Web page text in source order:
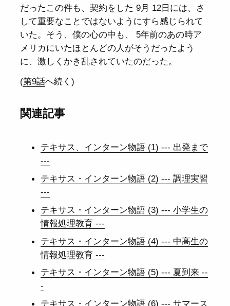
だったこの件も、契約をした 9月 12日には、さ
して重要なことではないようにすら感じられて
いた。そう、僕の心の中も、 5年前のあの時ア
メリカにいたほとんどの人がそうだったよう
に、激しくかき乱されていたのだった。
(第9話へ続く)
関連記事
テキサス、インターン物語 (1) --- 出発まで
---
テキサス・インターン物語 (2) --- 調理実習
---
テキサス・インターン物語 (3) --- 小学生の
情報処理教育 ---
テキサス・インターン物語 (4) --- 中高生の
情報処理教育 ---
テキサス・インターン物語 (5) --- 夏到来 --
-
テキサス・インターン物語 (6) --- サマース